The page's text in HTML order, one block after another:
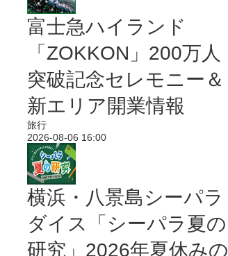
富士急ハイランド
「ZOKKON」200万人
突破記念セレモニー＆
新エリア開業情報
旅行
2026-08-06 16:00
横浜・八景島シーパラ
ダイス「シーパラ夏の
研究」2026年夏休みの